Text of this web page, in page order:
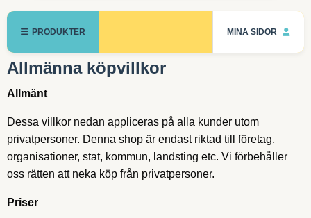
PRODUKTER MINA SIDOR
Allmänna köpvillkor
Allmänt
Dessa villkor nedan appliceras på alla kunder utom
privatpersoner. Denna shop är endast riktad till företag,
organisationer, stat, kommun, landsting etc. Vi förbehåller
oss rätten att neka köp från privatpersoner.
Priser